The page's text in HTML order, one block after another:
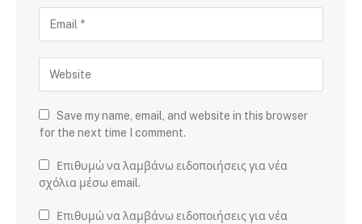
Save my name, email, and website in this browser
for the next time I comment.
Επιθυμώ να λαμβάνω ειδοποιήσεις για νέα
σχόλια μέσω email.
Επιθυμώ να λαμβάνω ειδοποιήσεις για νέα